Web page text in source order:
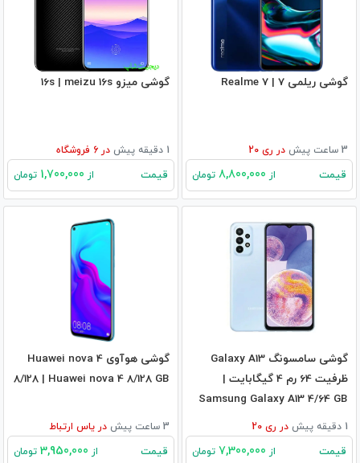
گوشی ریلمی 7 | Realme 7
3 ساعت پیش در ری 20
قیمت از تومان
گوشی میزو 16s | meizu 16s
1 دقیقه پیش در فروشگاه
قیمت از تومان
گوشی سامسونگ Galaxy A13
ظرفیت 64 رم 4 گیگابایت |
Samsung Galaxy A13 4/64 GB
1 دقیقه پیش در ری 20
قیمت از تومان
گوشی هوآوی Huawei nova 4
8/128 | Huawei nova 4 8/128 GB
3 ساعت پیش در یاس ارتباط
قیمت از تومان